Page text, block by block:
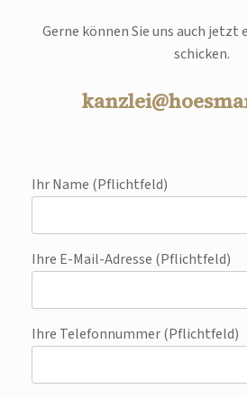
Gerne können Sie uns auch jetzt
schicken.
Ihr Name (Pflichtfeld)
Ihre E-Mail-Adresse (Pflichtfeld)
Ihre Telefonnummer (Pflichtfeld)